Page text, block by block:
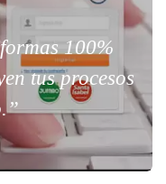
100%
tus procesos